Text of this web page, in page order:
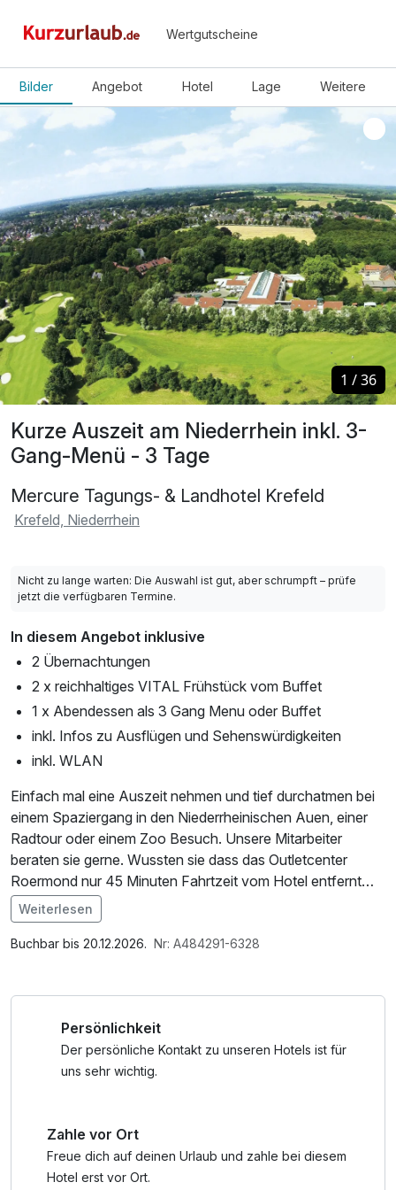
Wertgutscheine
Bilder Angebot Hotel Lage Weitere
Kurze Auszeit am Niederrhein inkl. 3-
Gang-Menü - 3 Tage
Mercure Tagungs- & Landhotel Krefeld
Krefeld, Niederrhein
1 /36
1 /36
Nicht zu lange warten: Die Auswahl ist gut, aber schrumpft – prüfe
jetzt die verfügbaren Termine.
In diesem Angebot inklusive
2 Übernachtungen
2 x reichhaltiges VITAL Frühstück vom Buffet
1 x Abendessen als 3 Gang Menu oder Buffet
inkl. Infos zu Ausflügen und Sehenswürdigkeiten
inkl. WLAN
Einfach mal eine Auszeit nehmen und tief durchatmen bei
einem Spaziergang in den Niederrheinischen Auen, einer
Radtour oder einem Zoo Besuch. Unsere Mitarbeiter
beraten sie gerne. Wussten sie dass das Outletcenter
Roermond nur 45 Minuten Fahrtzeit vom Hotel entfernt
ist?
Krefeld, eine Stadt im Bundesland Nordrhein-Westfalen,
Möglichkeiten, was man rund um Krefeld unternehmen
beeindruckende Sammlung moderner und
zeitgenössischer Kunst beherbergt. Das Deutsche
Textilmuseum ist ebenfalls einen Besuch wert, da Krefeld
Im Angebot enthalten
W-LAN Nutzung / Internetnutzung, Nutzung Öffentliches
Weiterlesen
Buchbar bis 20.12.2026. Nr: A484291-6328
Persönlichkeit
Der persönliche Kontakt zu unseren Hotels ist für
uns sehr wichtig.
Zahle vor Ort
Freue dich auf deinen Urlaub und zahle bei diesem
Hotel erst vor Ort.